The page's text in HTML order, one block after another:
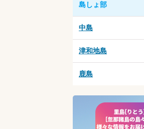
島しょ部
中島
津和地島
鹿島